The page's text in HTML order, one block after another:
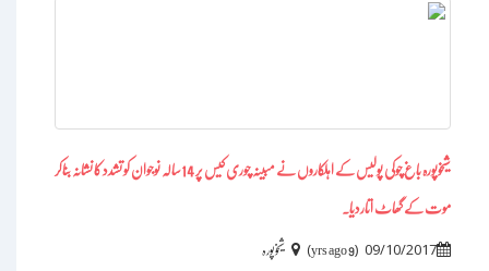
شیخوپورہ باغ چوکی پولیس کے اہلکاروں نے مبینہ چوری کیس پر 14سالہ نوجوان کو تشدد کا نشانہ بناکر
موت کے گھاٹ اتاردیا۔
09/10/2017
(
9 yrs ago
) شیخوپورہ